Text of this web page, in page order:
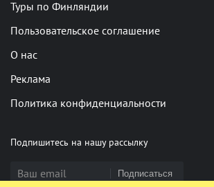
Туры по Финляндии
Пользовательское соглашение
О нас
Реклама
Политика конфиденциальности
Подпишитесь на нашу рассылку
Подписаться